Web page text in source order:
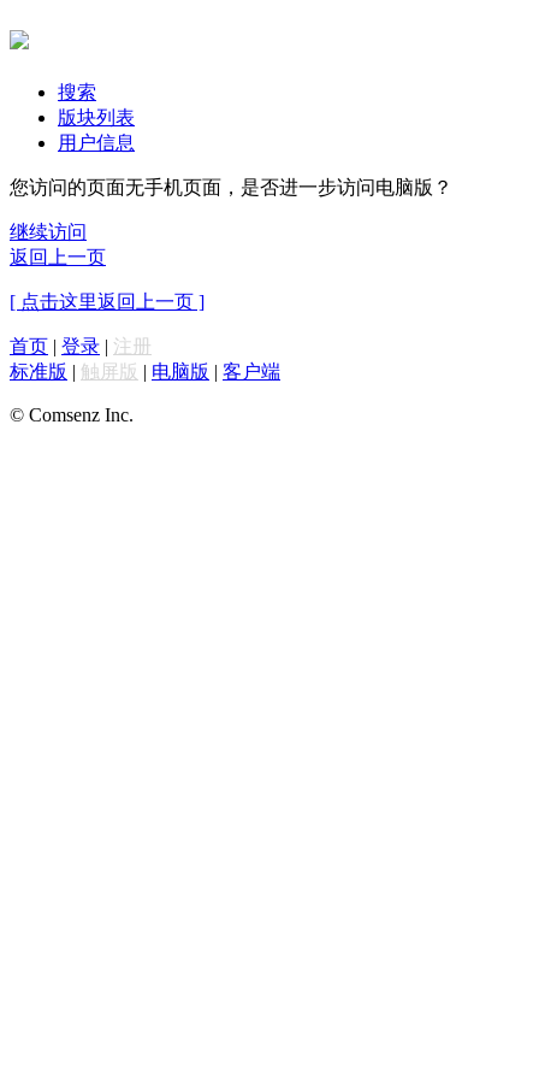
搜索
版块列表
用户信息
您访问的页面无手机页面，是否进一步访问电脑版？
继续访问
返回上一页
[ 点击这里返回上一页 ]
首页 | 登录 | 注册
标准版 | 触屏版 | 电脑版 | 客户端
© Comsenz Inc.